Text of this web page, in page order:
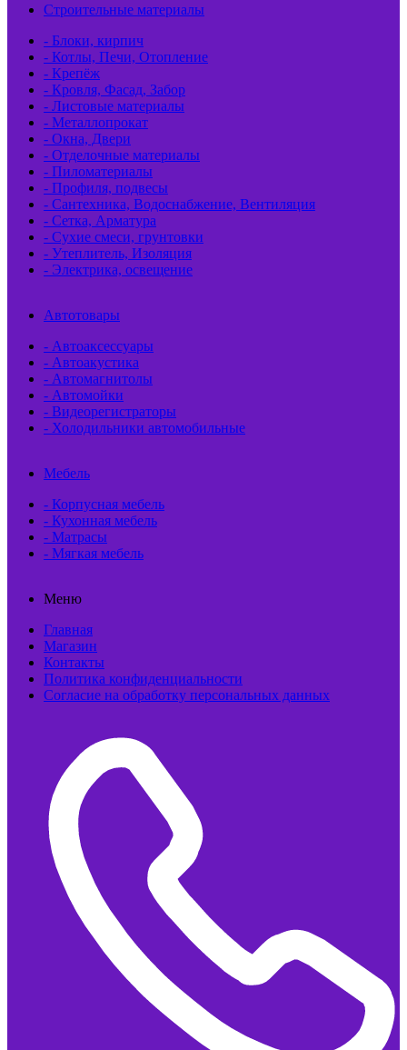
Строительные материалы
- Блоки, кирпич
- Котлы, Печи, Отопление
- Крепёж
- Кровля, Фасад, Забор
- Листовые материалы
- Металлопрокат
- Окна, Двери
- Отделочные материалы
- Пиломатериалы
- Профиля, подвесы
- Сантехника, Водоснабжение, Вентиляция
- Сетка, Арматура
- Сухие смеси, грунтовки
- Утеплитель, Изоляция
- Электрика, освещение
Автотовары
- Автоаксессуары
- Автоакустика
- Автомагнитолы
- Автомойки
- Видеорегистраторы
- Холодильники автомобильные
Мебель
- Корпусная мебель
- Кухонная мебель
- Матрасы
- Мягкая мебель
Меню
Главная
Магазин
Контакты
Политика конфиденциальности
Согласие на обработку персональных данных